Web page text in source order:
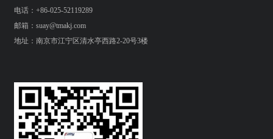
电话：+86-025-52119289
邮箱：suay@tmakj.com
地址：南京市江宁区清水亭西路2-20号3楼